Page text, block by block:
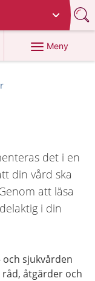
Meny
det i en
din vård ska
att läsa
i din
sjukvården
åtgärder och